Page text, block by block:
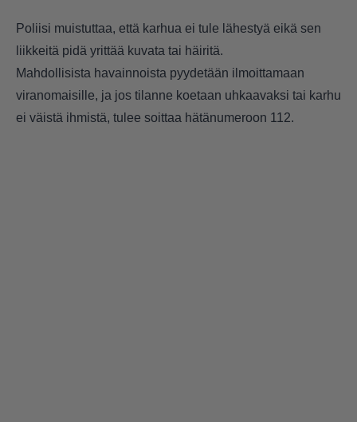
Poliisi muistuttaa, että karhua ei tule lähestyä eikä sen
liikkeitä pidä yrittää kuvata tai häiritä.
Mahdollisista havainnoista pyydetään ilmoittamaan
viranomaisille, ja jos tilanne koetaan uhkaavaksi tai karhu
ei väistä ihmistä, tulee soittaa hätänumeroon 112.